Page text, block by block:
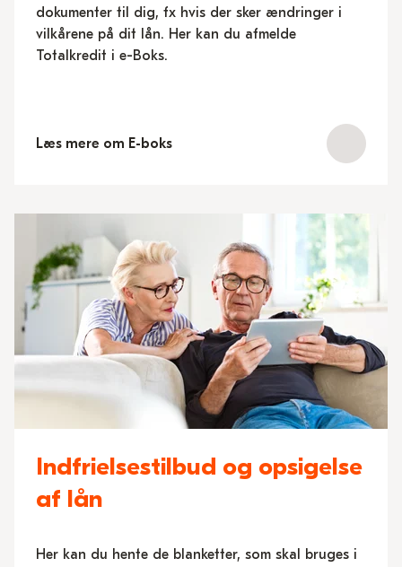
dokumenter til dig, fx hvis der sker ændringer i
vilkårene på dit lån. Her kan du afmelde
Totalkredit i e-Boks.
Læs mere om E-boks
Indfrielsestilbud og opsigelse
af lån
Her kan du hente de blanketter, som skal bruges i